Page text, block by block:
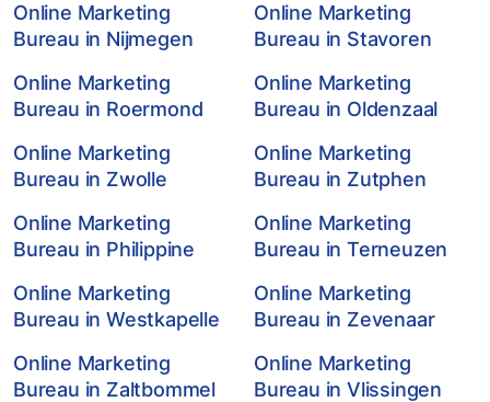
Online Marketing
Bureau in Nijmegen
Online Marketing
Bureau in Stavoren
Online Marketing
Bureau in Roermond
Online Marketing
Bureau in Oldenzaal
Online Marketing
Bureau in Zwolle
Online Marketing
Bureau in Zutphen
Online Marketing
Bureau in Philippine
Online Marketing
Bureau in Terneuzen
Online Marketing
Bureau in Westkapelle
Online Marketing
Bureau in Zevenaar
Online Marketing
Bureau in Zaltbommel
Online Marketing
Bureau in Vlissingen